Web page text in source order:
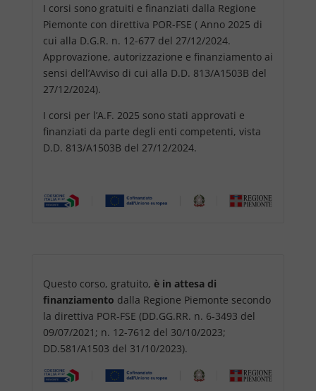
I corsi sono gratuiti e finanziati dalla Regione
Piemonte con direttiva POR-FSE ( Anno 2025 di
cui alla D.G.R. n. 12-677 del 27/12/2024.
Approvazione, autorizzazione e finanziamento ai
sensi dell’Avviso di cui alla D.D. 813/A1503B del
27/12/2024).
I corsi per l’A.F. 2025 sono stati approvati e
finanziati da parte degli enti competenti, vista
D.D. 813/A1503B del 27/12/2024.
Questo corso, gratuito, è in attesa di
finanziamento dalla Regione Piemonte secondo
la direttiva POR-FSE (DD.GG.RR. n. 6-3493 del
09/07/2021; n. 12-7612 del 30/10/2023;
DD.581/A1503 del 31/10/2023).